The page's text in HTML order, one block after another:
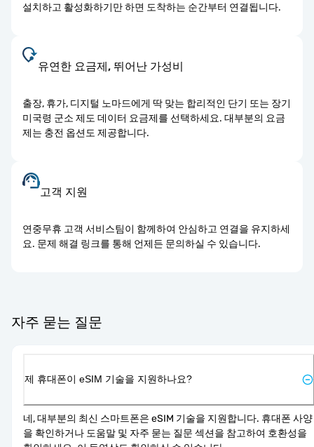
설치하고 활성화하기만 하면 도착하는 순간부터 연결됩니다.
유연한 요금제, 뛰어난 가성비
출장, 휴가, 디지털 노마드에게 딱 맞는 합리적인 단기 또는 장기
미국령 군소 제도 데이터 요금제를 선택하세요. 대부분의 요금
제는 충전 옵션도 제공합니다.
고객 지원
연중무휴 고객 서비스팀이 함께하여 안심하고 연결을 유지하세
요. 문제 해결 링크를 통해 언제든 문의하실 수 있습니다.
자주 묻는 질문
제 휴대폰이 eSIM 기술을 지원하나요?
네, 대부분의 최신 스마트폰은 eSIM 기술을 지원합니다. 휴대폰 사양
을 확인하거나 도움말 및 자주 묻는 질문 섹션을 참고하여 호환성을